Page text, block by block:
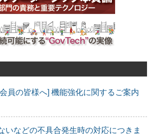
員の皆様へ] 機能強化に関するご案内
いなどの不具合発生時の対応につきま